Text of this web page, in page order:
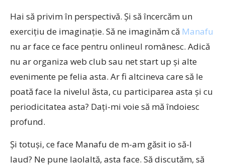
Hai să privim în perspectivă. Şi să încercăm un
exerciţiu de imaginaţie. Să ne imaginăm că Manafu
nu ar face ce face pentru onlineul românesc. Adică
nu ar organiza web club sau net start up şi alte
evenimente pe felia asta. Ar fi altcineva care să le
poată face la nivelul ăsta, cu participarea asta şi cu
periodicitatea asta? Daţi-mi voie să mă îndoiesc
profund.
Şi totuşi, ce face Manafu de m-am găsit io să-l
laud? Ne pune laolaltă, asta face. Să discutăm, să